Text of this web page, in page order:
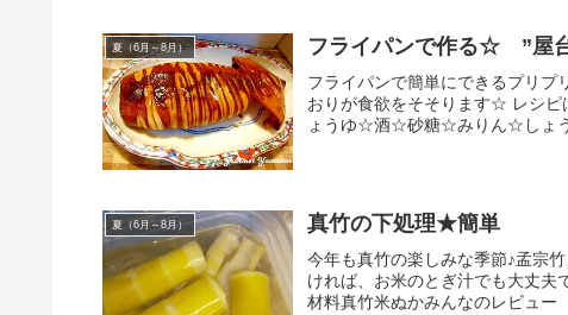
夏（6月～8月） フライパンで作る☆ ”屋
フライパンで簡単にできるプリプ
おりが食欲をそそります☆ レシ
ょうゆ☆酒☆砂糖☆みりん☆しょ
夏（6月～8月） 真竹の下処理★簡単
今年も真竹の楽しみな季節♪孟宗
ければ、お米のとぎ汁でも大丈
材料真竹米ぬかみんなのレビュー